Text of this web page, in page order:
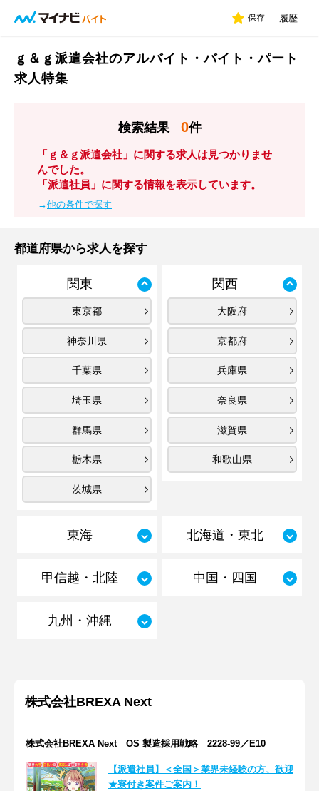
保存 履歴
ｇ＆ｇ派遣会社のアルバイト・バイト・パート
求人特集
検索結果 0件
「ｇ＆ｇ派遣会社」に関する求人は見つかりませ
んでした。
「派遣社員」に関する情報を表示しています。
→他の条件で探す
都道府県から求人を探す
関東
東京都
神奈川県
千葉県
埼玉県
群馬県
栃木県
茨城県
関西
大阪府
京都府
兵庫県
奈良県
滋賀県
和歌山県
東海 北海道・東北
甲信越・北陸 中国・四国
九州・沖縄
株式会社BREXA Next
株式会社BREXA Next OS 製造採用戦略 2228-99／E10
【派遣社員】＜全国＞業界未経験の方、歓迎
★寮付き案件ご案内！